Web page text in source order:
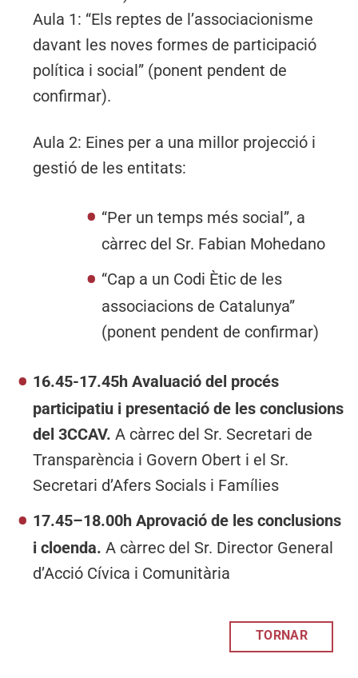
Aula 1: “Els reptes de l’associacionisme
davant les noves formes de participació
política i social” (ponent pendent de
confirmar).
Aula 2: Eines per a una millor projecció i
gestió de les entitats:
“Per un temps més social”, a
càrrec del Sr. Fabian Mohedano
“Cap a un Codi Ètic de les
associacions de Catalunya”
(ponent pendent de confirmar)
16.45-17.45h Avaluació del procés
participatiu i presentació de les conclusions
del 3CCAV. A càrrec del Sr. Secretari de
Transparència i Govern Obert i el Sr.
Secretari d’Afers Socials i Famílies
17.45–18.00h Aprovació de les conclusions
i cloenda. A càrrec del Sr. Director General
d’Acció Cívica i Comunitària
TORNAR